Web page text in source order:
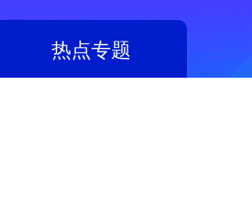
热点专题